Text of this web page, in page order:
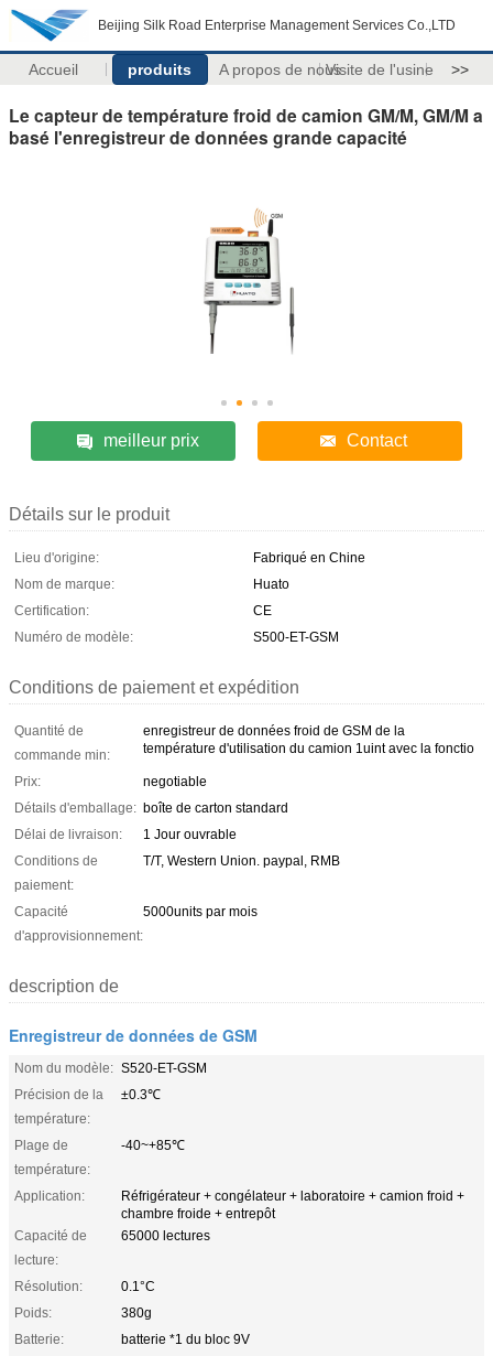
Beijing Silk Road Enterprise Management Services Co.,LTD
Accueil produits A propos de nousVisite de l'usine >>
Le capteur de température froid de camion GM/M, GM/M a
basé l'enregistreur de données grande capacité
meilleur prix Contact
Détails sur le produit
Lieu d'origine:
Fabriqué en Chine
Nom de marque:
Huato
Certification:
CE
Numéro de modèle:
S500-ET-GSM
Conditions de paiement et expédition
Quantité de
commande min:
enregistreur de données froid de GSM de la
température d'utilisation du camion 1uint avec la fonctio
Prix:
negotiable
Détails d'emballage: boîte de carton standard
Délai de livraison:
1 Jour ouvrable
Conditions de
paiement:
T/T, Western Union. paypal, RMB
Capacité
d'approvisionnement:
5000units par mois
description de
Enregistreur de données de GSM
Nom du modèle: S520-ET-GSM
Précision de la
température:
±0.3℃
Plage de
température:
-40~+85℃
Application:
Réfrigérateur + congélateur + laboratoire + camion froid +
chambre froide + entrepôt
Capacité de
lecture:
65000 lectures
Résolution:
0.1°C
Poids:
380g
Batterie:
batterie *1 du bloc 9V